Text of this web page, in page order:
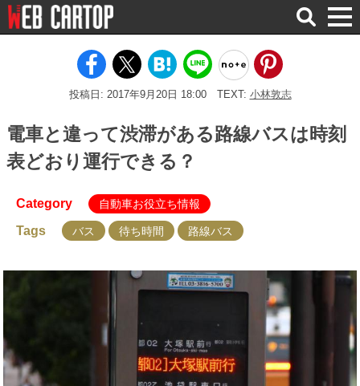
検
索
投稿日: 2017年9月20日 18:00 TEXT: 小林敦志
電車と違って渋滞がある路線バスは時刻
表どおり運行できる？
Category 自動車お役立ち情報
Tags バス 待ち時間 路線バス